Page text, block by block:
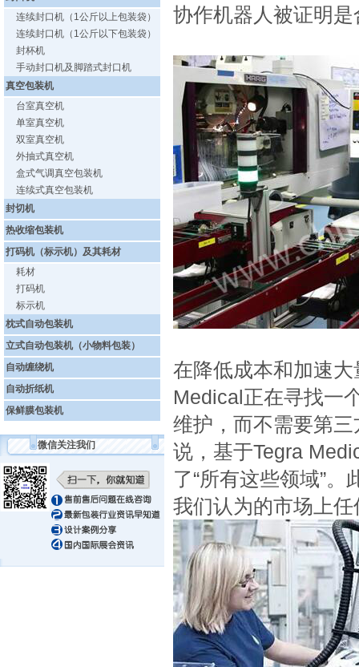
连续封口机（1公斤以上包装袋）
连续封口机（1公斤以下包装袋）
封杯机
手动封口机及脚踏式封口机
真空包装机
台室真空机
单室真空机
双室真空机
外抽式真空机
盒式气调真空包装机
连续式真空包装机
封切机
热收缩包装机
打码机（标示机）及其耗材
耗材
打码机
标示机
枕式自动包装机
立式自动包装机（小物料包装）
自动缠绕机
自动折纸机
保鲜膜包装机
微信关注我们
协作机器人被证明
在降低成本和加速
Medical正在寻找一
维护，而不需要第
说，基于Tegra
了“所有这些领域”
我们认为的市场上任